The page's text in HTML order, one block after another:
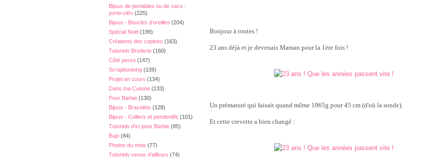
Bijoux de portables ou de sacs -
porte-clés (225)
Bijoux - Boucles d'oreilles (204)
Spécial Noël (199)
Créations des copines (163)
Tutoriels Broderie (160)
Côté perso (147)
Scrapbooking (139)
Projet en cours (134)
Dans ma Cuisine (133)
Pour Barbie (130)
Bijoux - Bracelets (128)
Bijoux - Colliers et pendentifs (101)
Tutoriels d'ici pour Barbie (85)
Bujo (84)
Photos du mois (77)
Tutoriels venus d'ailleurs (74)
Bonjour à toutes !
23 ans déjà et je devenais Maman pour la 1ère fois !
Un prématuré qui faisait quand même 1965g pour 45 cm (d'où la sonde).
Et cette crevette a bien changé :